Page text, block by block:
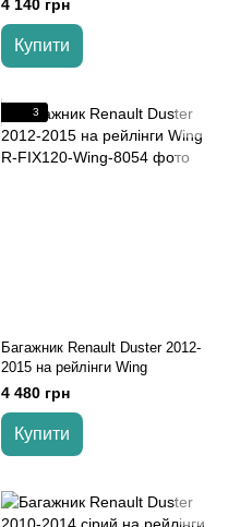
4 140 грн
Купити
3
Багажник Renault Duster 2012-
2015 на рейлінги Wing
4 480 грн
Купити